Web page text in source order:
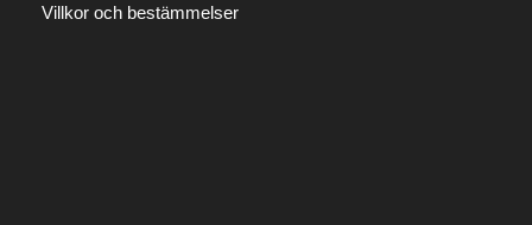
Villkor och bestämmelser